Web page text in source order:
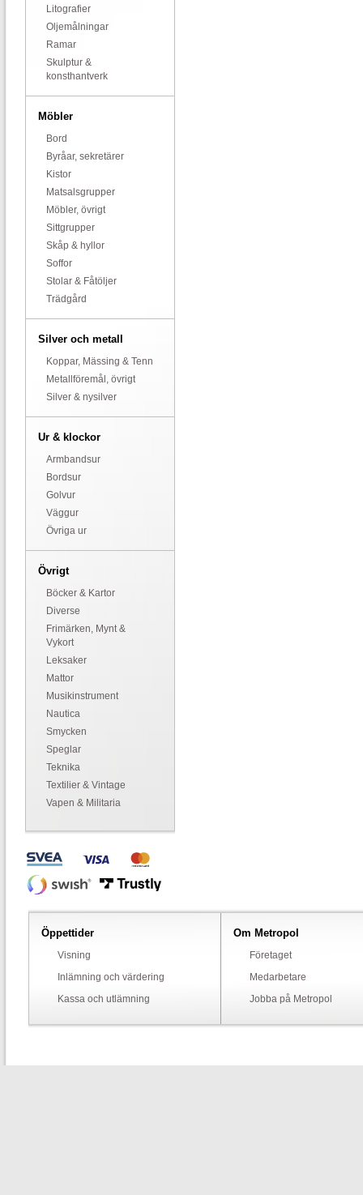
Litografier
Oljemålningar
Ramar
Skulptur &
konsthantverk
Möbler
Bord
Byråar, sekretärer
Kistor
Matsalsgrupper
Möbler, övrigt
Sittgrupper
Skåp & hyllor
Soffor
Stolar & Fåtöljer
Trädgård
Silver och metall
Koppar, Mässing & Tenn
Metallföremål, övrigt
Silver & nysilver
Ur & klockor
Armbandsur
Bordsur
Golvur
Väggur
Övriga ur
Övrigt
Böcker & Kartor
Diverse
Frimärken, Mynt &
Vykort
Leksaker
Mattor
Musikinstrument
Nautica
Smycken
Speglar
Teknika
Textilier & Vintage
Vapen & Militaria
Öppettider
Visning
Inlämning och värdering
Kassa och utlämning
Om Metropol
Företaget
Medarbetare
Jobba på Metropol